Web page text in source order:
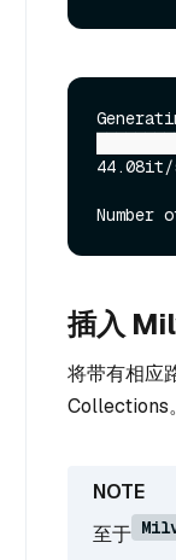
插入
将带有相应
Collections。
至于